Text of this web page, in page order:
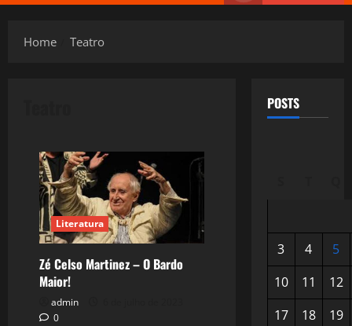
Home Teatro
Literatura
Zé Celso Martinez – O Bardo
Maior!
admin
0
POSTS
3 4
5
10
11
12
17
18
19